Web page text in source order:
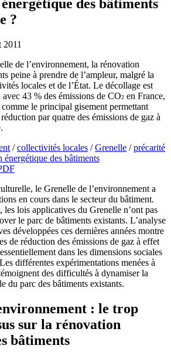
des bâtiments
?
de l’environnement, la rénovation
peine à prendre de l’ampleur, malgré la
locales et de l’État. Le décollage est
43 % des émissions de CO2 en France,
comme le principal gisement permettant
par quatre des émissions de gaz à
/collectivités locales /Grenelle /précarité
énergétique des bâtiments
le Grenelle de l’environnement a
en cours dans le secteur du bâtiment.
les lois applicatives du Grenelle n’ont pas
le parc de bâtiments existants. L’analyse
développées ces dernières années montre
de réduction des émissions de gaz à effet
dans les dimensions sociales
différentes expérimentations menées à
des difficultés à dynamiser la
du parc des bâtiments existants.
: le trop
sur la rénovation
bâtiments